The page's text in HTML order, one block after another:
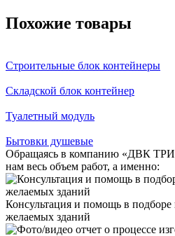
Похожие товары
Строительные блок контейнеры
Складской блок контейнер
Туалетный модуль
Бытовки душевые
Обращаясь в компанию «ДВК
нам весь объем работ, а именно:
Консультация и помощь в
желаемых зданий